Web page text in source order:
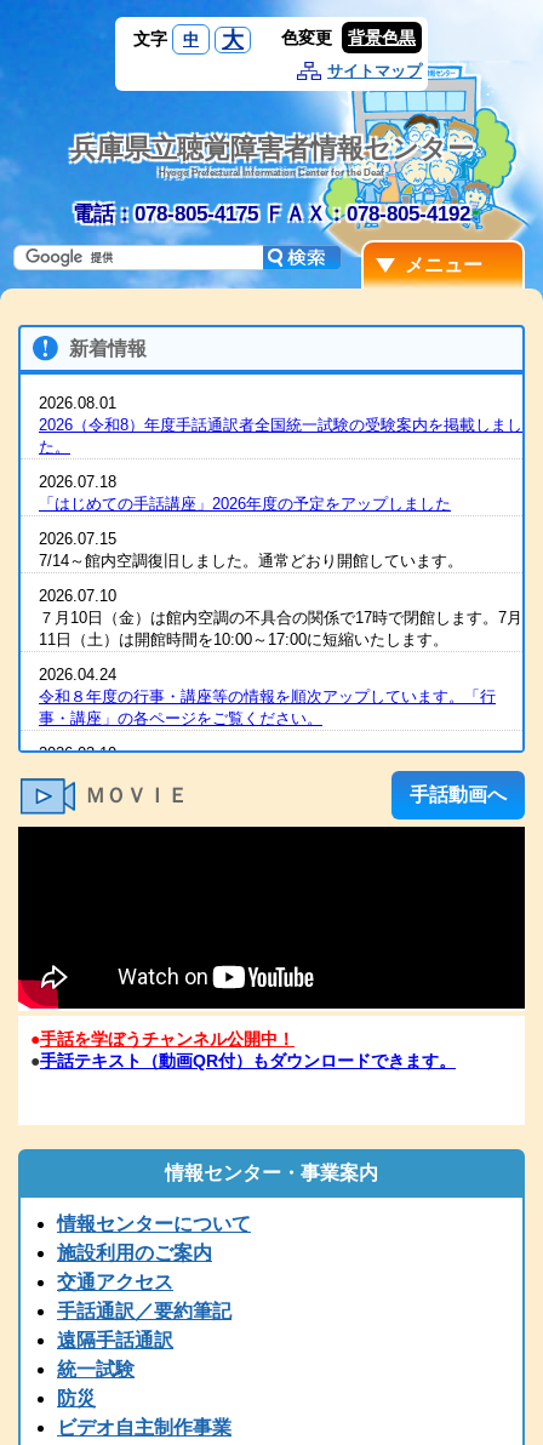
文字 中 大 色変更 背景色黒
サイトマップ
兵庫県立聴覚障害者情報センター
Hyogo Prefectural Information Center for the Deaf
電話：078-805-4175 ＦＡＸ：078-805-4192
メニュー
新着情報
2026.08.01
2026（令和8）年度手話通訳者全国統一試験の受験案内を掲載しまし
た。
2026.07.18
「はじめての手話講座」2026年度の予定をアップしました
2026.07.15
7/14～館内空調復旧しました。通常どおり開館しています。
2026.07.10
７月10日（金）は館内空調の不具合の関係で17時で閉館します。7月
11日（土）は開館時間を10:00～17:00に短縮いたします。
2026.04.24
令和８年度の行事・講座等の情報を順次アップしています。「行
事・講座」の各ページをご覧ください。
2026.03.19
2025（令和7）年度 全国統一要約筆記者認定試験 合格発表
2026.03.07
R８年度の手話通訳者養成講座・要約筆記者養成講座の案内をアップ
2026.03.03
2025（令和7）年度手話通訳者全国統一試験合格発表
2026.01.06
1/6（火）11：00時点 電話が復旧いたしました。FAXも、電話開通
の時点から、受信が可能となっております。ご心配な方は、FAXを
2026.01.06
1/6（火）9：00時点 現在、電話の使用ができません。御用の方
は、兵庫県こどものきこえ相談センター（T/078-600-0556）に、ご
2025.12.26
〔年末年始の休館について〕年末は１２／２７（土）１７時までで
す。１２/２８～１/５まで閉館します。
2025.12.24
令和７年度 手話通訳者養成講座（通訳Ⅲ第1～４講座）の案内を掲
載しました。
2025.11.01
2025（R7）年度全国統一要約筆記者認定試験の受験案内を掲載しま
した
ＭＯＶＩＥ 手話動画へ
●手話を学ぼうチャンネル公開中！
●手話テキスト（動画QR付）もダウンロードできます。
情報センター・事業案内
情報センターについて
施設利用のご案内
交通アクセス
手話通訳／要約筆記
遠隔手話通訳
統一試験
防災
ビデオ自主制作事業